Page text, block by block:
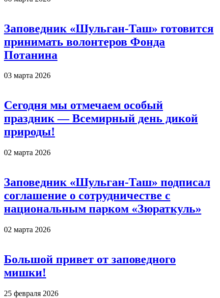
Заповедник «Шульган-Таш» готовится
принимать волонтеров Фонда
Потанина
03 марта 2026
Сегодня мы отмечаем особый
праздник — Всемирный день дикой
природы!
02 марта 2026
Заповедник «Шульган-Таш» подписал
соглашение о сотрудничестве с
национальным парком «Зюраткуль»
02 марта 2026
Большой привет от заповедного
мишки!
25 февраля 2026